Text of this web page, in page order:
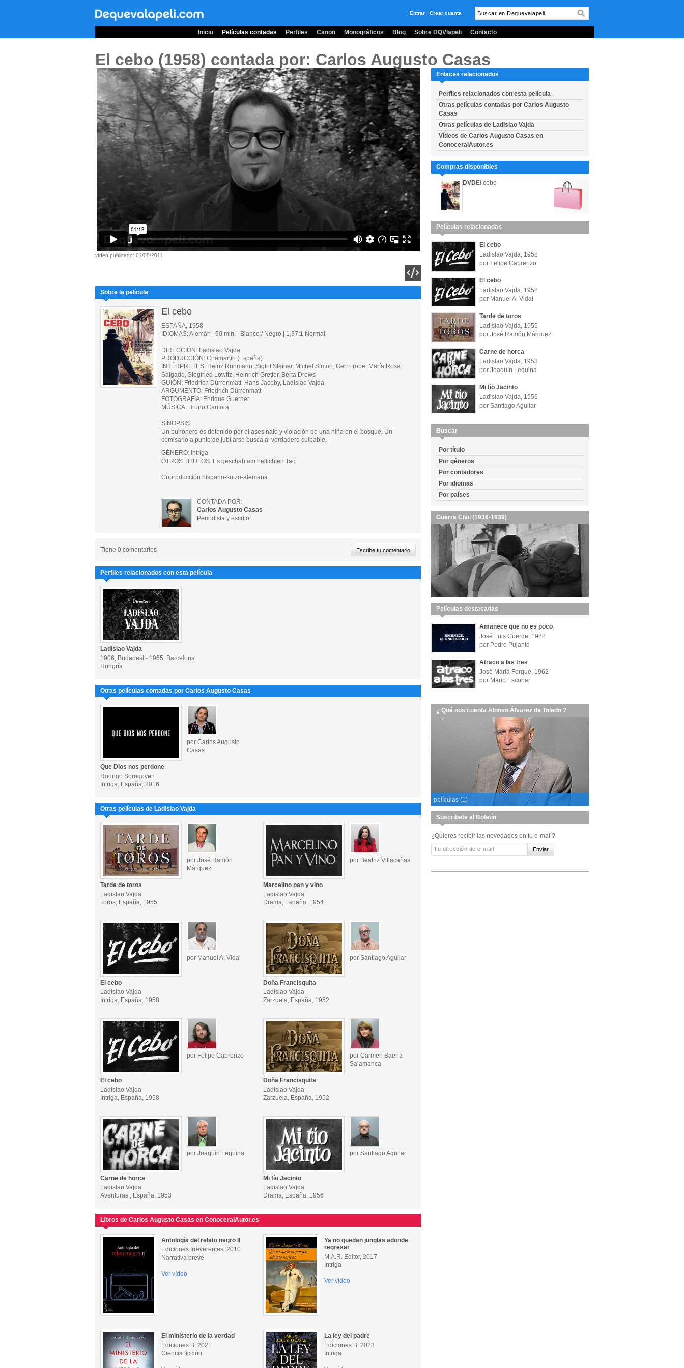
Entrar | Crear cuenta
Inicio Películas contadas Perfiles Canon Monográficos Blog Sobre DQVlapeli Contacto
El cebo (1958) contada por: Carlos Augusto Casas
vídeo publicado: 01/08/2011
Sobre la película
El cebo
ESPAÑA, 1958
IDIOMAS: Alemán | 90 min. | Blanco / Negro | 1,37:1 Normal
DIRECCIÓN: Ladislao Vajda
PRODUCCIÓN: Chamartín (España)
INTÉRPRETES: Heinz Rühmann, Sigfrit Steiner, Michel Simon, Gert Fröbe, María Rosa
Salgado, Siegfried Lowitz, Heinrich Gretler, Berta Drews
GUIÓN: Friedrich Dürrenmatt, Hans Jacoby, Ladislao Vajda
ARGUMENTO: Friedrich Dürrenmatt
FOTOGRAFÍA: Enrique Guerner
MÚSICA: Bruno Canfora
SINOPSIS:
Un buhonero es detenido por el asesinato y violación de una niña en el bosque. Un
comisario a punto de jubilarse busca al verdadero culpable.
GÉNERO: Intriga
OTROS TITULOS: Es geschah am hellichten Tag
Coproducción hispano-suizo-alemana.
CONTADA POR:
Carlos Augusto Casas
Periodista y escritor.
Tiene 0 comentarios
Perfiles relacionados con esta película
Ladislao Vajda
1906, Budapest - 1965, Barcelona
Hungría
Otras películas contadas por Carlos Augusto Casas
por Carlos Augusto
Casas
Que Dios nos perdone
Rodrigo Sorogoyen
Intriga, España, 2016
Otras películas de Ladislao Vajda
por José Ramón
Márquez
Tarde de toros
Ladislao Vajda
Toros, España, 1955
por Beatriz Villacañas
Marcelino pan y vino
Ladislao Vajda
Drama, España, 1954
por Manuel A. Vidal
El cebo
Ladislao Vajda
Intriga, España, 1958
por Santiago Aguilar
Doña Francisquita
Ladislao Vajda
Zarzuela, España, 1952
por Felipe Cabrerizo
El cebo
Ladislao Vajda
Intriga, España, 1958
por Carmen Baena
Salamanca
Doña Francisquita
Ladislao Vajda
Zarzuela, España, 1952
por Joaquín Leguina
Carne de horca
Ladislao Vajda
Aventuras , España, 1953
por Santiago Aguilar
Mi tío Jacinto
Ladislao Vajda
Drama, España, 1956
Libros de Carlos Augusto Casas en ConoceralAutor.es
Antología del relato negro II
Ediciones Irreverentes, 2010
Narrativa breve
Ver vídeo
Ya no quedan junglas adonde
regresar
M.A.R. Editor, 2017
Intriga
Ver vídeo
El ministerio de la verdad
Ediciones B, 2021
Ciencia ficción
La ley del padre
Ediciones B, 2023
Intriga
Enlaces relacionados
Perfiles relacionados con esta película
Otras películas contadas por Carlos Augusto
Casas
Otras películas de Ladislao Vajda
Vídeos de Carlos Augusto Casas en
ConoceralAutor.es
Compras disponibles
DVDEl cebo
Películas relacionadas
El cebo
Ladislao Vajda, 1958
por Felipe Cabrerizo
El cebo
Ladislao Vajda, 1958
por Manuel A. Vidal
Tarde de toros
Ladislao Vajda, 1955
por José Ramón Márquez
Carne de horca
Ladislao Vajda, 1953
por Joaquín Leguina
Mi tío Jacinto
Ladislao Vajda, 1956
por Santiago Aguilar
Buscar
Por título
Por géneros
Por contadores
Por idiomas
Por países
Guerra Civil (1936-1939)
Películas destacadas
Amanece que no es poco
José Luis Cuerda, 1988
por Pedro Pujante
Atraco a las tres
José María Forqué, 1962
por Mario Escobar
¿ Qué nos cuenta Alonso Álvarez de Toledo ?
películas (1)
Suscríbete al Boletín
¿Quieres recibir las novedades en tu e-mail?